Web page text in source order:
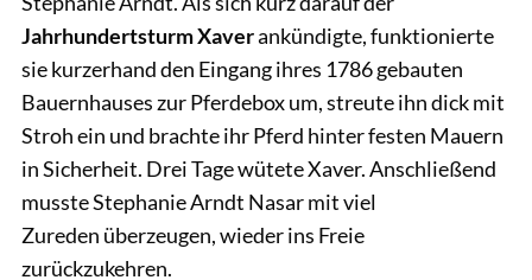
Jahrhundertsturm Xaverankündigte, funktionierte
sie kurzerhand den Eingang ihres 1786 gebauten
Bauernhauses zur Pferdebox um, streute ihn dick mit
Stroh ein und brachte ihr Pferd hinter festen Mauern
in Sicherheit. Drei Tage wütete Xaver. Anschließend
musste Stephanie Arndt Nasar mit viel
Zureden überzeugen, wieder ins Freie
zurückzukehren.